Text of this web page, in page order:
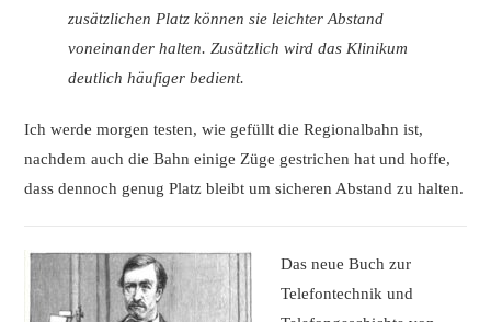
zusätzlichen Platz können sie leichter Abstand
voneinander halten. Zusätzlich wird das Klinikum
deutlich häufiger bedient.
Ich werde morgen testen, wie gefüllt die Regionalbahn ist,
nachdem auch die Bahn einige Züge gestrichen hat und hoffe,
dass dennoch genug Platz bleibt um sicheren Abstand zu halten.
Das neue Buch zur
Telefontechnik und